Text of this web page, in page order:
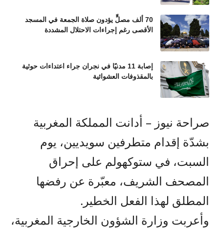
70 ألف مصلٍّ يؤدون صلاة الجمعة في المسجد
الأقصى رغم إجراءات الاحتلال المشددة
إصابة 11 مدنيًا في نجران جراء اعتداءات حوثية
بالمقذوفات العشوائية
صراحة نيوز – أدانت المملكة المغربية
بشدّة إقدام متطرفين سويديين، يوم
السبت، في ستوكهولم على إحراق
المصحف الشريف، معبّرة عن رفضها
المطلق لهذا الفعل الخطير.
وأعربت وزارة الشؤون الخارجية المغربية،